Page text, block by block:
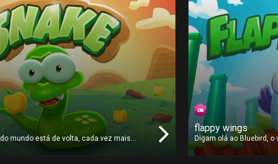
mundo está de volta, cada vez mais
flappy wings
Digam olá ao Bluebird,
pequena criatura a voar